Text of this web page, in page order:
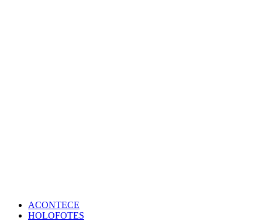
ACONTECE
HOLOFOTES